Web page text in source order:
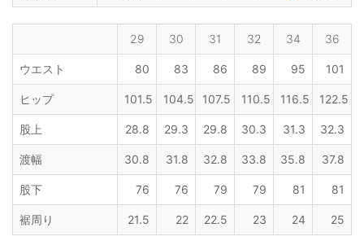
29 30 31 32 34 36
ウエスト 80 83 86 89 95 101
ヒップ 101.5 104.5 107.5 110.5 116.5 122.5
股上 28.8 29.3 29.8 30.3 31.3 32.3
渡幅 30.8 31.8 32.8 33.8 35.8 37.8
股下 76 76 79 79 81 81
裾周り 21.5 22 22.5 23 24 25